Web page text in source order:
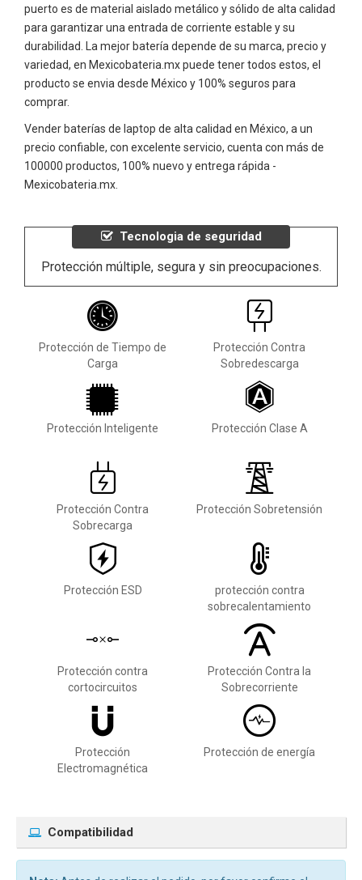
puerto es de material aislado metálico y sólido de alta calidad
para garantizar una entrada de corriente estable y su
durabilidad. La mejor batería depende de su marca, precio y
variedad, en Mexicobateria.mx puede tener todos estos, el
producto se envia desde México y 100% seguros para
comprar.
Vender baterías de laptop de alta calidad en México, a un
precio confiable, con excelente servicio, cuenta con más de
100000 productos, 100% nuevo y entrega rápida -
Mexicobateria.mx.
Tecnologia de seguridad
Protección múltiple, segura y sin preocupaciones.
Protección de Tiempo de
Carga
Protección Contra
Sobredescarga
Protección Inteligente Protección Clase A
Protección Contra
Sobrecarga
Protección Sobretensión
Protección ESD
protección contra
sobrecalentamiento
Protección contra
cortocircuitos
Protección Contra la
Sobrecorriente
Protección
Electromagnética
Protección de energía
Compatibilidad